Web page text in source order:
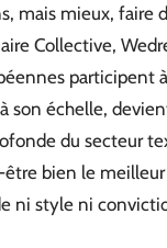
mais mieux, faire
Collective,
participent
son échelle,
du secteur
être bien le
ni style ni